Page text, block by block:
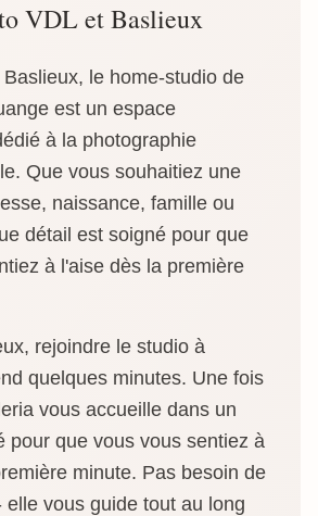
VDL et Baslieux
le home-studio de
est un espace
à la photographie
Que vous souhaitiez une
naissance, famille ou
détail est soigné pour que
à l'aise dès la première
rejoindre le studio à
quelques minutes. Une fois
vous accueille dans un
pour que vous vous sentiez à
minute. Pas besoin de
elle vous guide tout au long